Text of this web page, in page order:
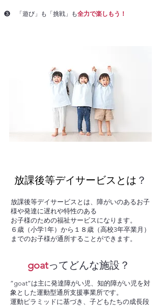
​❸ 「遊び」も「挑戦」も全力で楽しもう！
​放課後等デイサービスとは ？
放課後等デイサービスとは、障がいのあるお子
様や発達に遅れや特性のある
お子様のための福祉サービスになります。
​６歳（小学1年）から１８歳（高校3年卒業月）
までのお子様が通所することができます。
goatってどんな施設？
”goat”は主に発達障がい児、知的障がい児を対
象とした運動型通所支援事業所です。
運動ピラミッドに基づき、子どもたちの成長段